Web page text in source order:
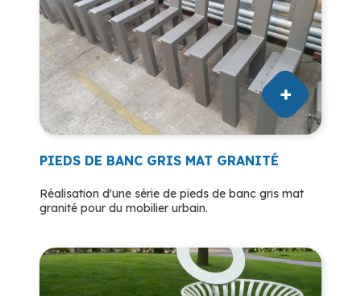
PIEDS DE BANC GRIS MAT GRANITÉ
Réalisation d'une série de pieds de banc gris mat
granité pour du mobilier urbain.